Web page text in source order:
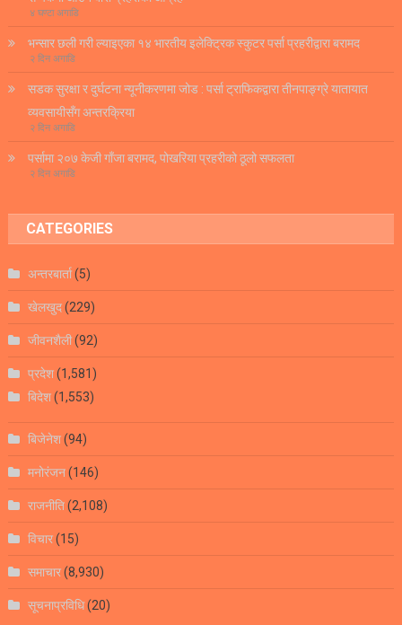
४ घण्टा अगाडि
भन्सार छली गरी ल्याइएका १४ भारतीय इलेक्ट्रिक स्कुटर पर्सा प्रहरीद्वारा बरामद
२ दिन अगाडि
सडक सुरक्षा र दुर्घटना न्यूनीकरणमा जोड : पर्सा ट्राफिकद्वारा तीनपाङ्ग्रे यातायात
व्यवसायीसँग अन्तरक्रिया
२ दिन अगाडि
पर्सामा २०७ केजी गाँजा बरामद, पोखरिया प्रहरीको ठूलो सफलता
२ दिन अगाडि
CATEGORIES
अन्तरबार्ता(5)
खेलखुद(229)
जीवनशैली(92)
प्रदेश(1,581)
बिदेश(1,553)
बिजेनेश(94)
मनोरंजन(146)
राजनीति(2,108)
विचार(15)
समाचार(8,930)
सूचनाप्रविधि(20)